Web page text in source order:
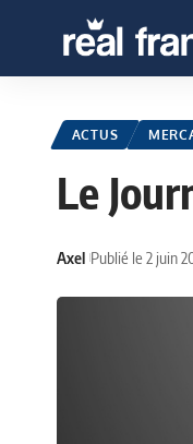
ACTUS
Le
Axel Publié le 2 juin